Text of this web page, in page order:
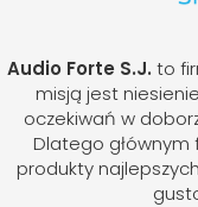
Audio Forte S.J. to
misją jest
oczekiwań w
Dlatego głównym
produkty